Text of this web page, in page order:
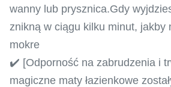
wanny lub prysznica.Gdy
znikną w ciągu kilku minut, jakby
mokre
✔️ [Odporność na zabrudzenia i
magiczne maty łazienkowe